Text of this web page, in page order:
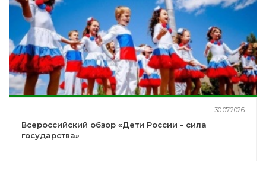
30.07.2026
Всероссийский обзор «Дети России - сила
государства»